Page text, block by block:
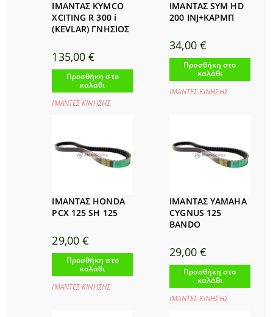
ΙΜΑΝΤΑΣ KYMCO
XCITING R 300 i
(KEVLAR) ΓΝΗΣΙΟΣ
135,00€
Προσθήκη στο
καλάθι
ΙΜΑΝΤΕΣ ΚΙΝΗΣΗΣ
ΙΜΑΝΤΑΣ SYM HD
200 INJ+ΚΑΡΜΠ
34,00 €
Προσθήκη στο
καλάθι
ΙΜΑΝΤΕΣ ΚΙΝΗΣΗΣ
ΙΜΑΝΤΑΣ HONDA
PCX 125 SH 125
29,00€
Προσθήκη στο
καλάθι
ΙΜΑΝΤΕΣ ΚΙΝΗΣΗΣ
ΙΜΑΝΤΑΣ YAMAHA
CYGNUS 125
BANDO
29,00 €
Προσθήκη στο
καλάθι
ΙΜΑΝΤΕΣ ΚΙΝΗΣΗΣ